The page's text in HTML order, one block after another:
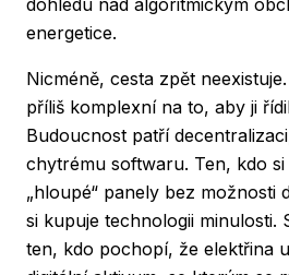
dohledu nad algoritmickým
energetice.
Nicméně, cesta zpět
příliš komplexní na to, aby ji
Budoucnost patří
chytrému softwaru. Ten, kdo
„hloupé“ panely bez možnosti
si kupuje technologii minulosti.
ten, kdo pochopí, že elektřina